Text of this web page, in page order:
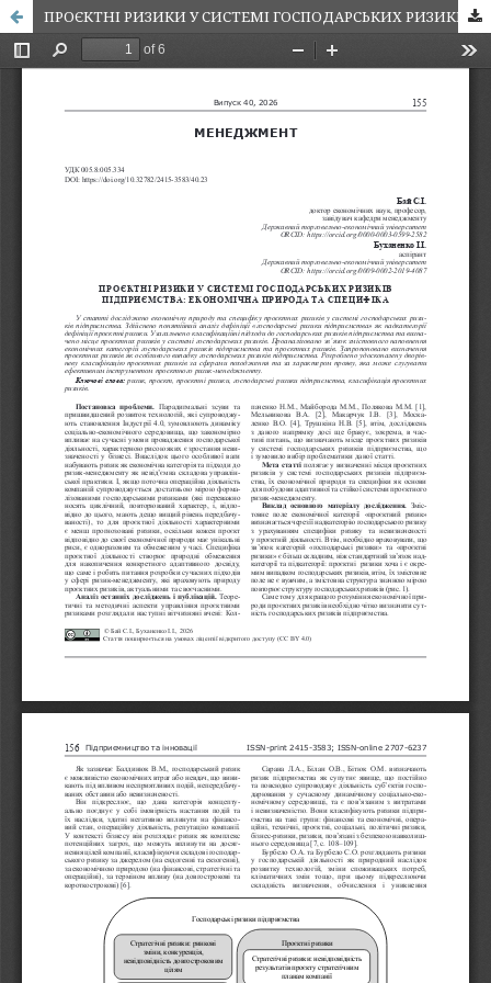
ПРОЄКТНІ РИЗИКИ У СИСТЕМІ ГОСПОДАРСЬКИХ РИЗИКІВ ПІДПРИЄМСТВА: ЕКОНОМІЧНА ПРИРОДА ТА СПЕЦИФІКА